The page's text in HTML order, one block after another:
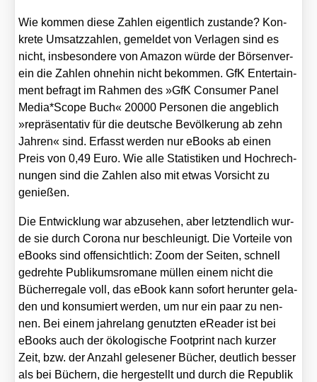
Wie kom­men die­se Zah­len eigent­lich zustan­de? Kon­
kre­te Umsatz­zah­len, gemel­det von Ver­la­gen sind es
nicht, ins­be­son­de­re von Ama­zon wür­de der Bör­sen­ver­
ein die Zah­len ohne­hin nicht bekom­men. GfK Enter­tain­
ment befragt im Rah­men des »GfK Con­su­mer Panel
Media*Scope Buch« 20000 Per­so­nen die angeb­lich
»reprä­sen­ta­tiv für die deut­sche Bevöl­ke­rung ab zehn
Jah­ren« sind. Erfasst wer­den nur eBooks ab einen
Preis von 0,49 Euro. Wie alle Sta­tis­ti­ken und Hoch­rech­
nun­gen sind die Zah­len also mit etwas Vor­sicht zu
genie­ßen.
Die Ent­wick­lung war abzu­se­hen, aber letzt­end­lich wur­
de sie durch Coro­na nur beschleu­nigt. Die Vor­tei­le von
eBooks sind offen­sicht­lich: Zoom der Sei­ten, schnell
gedreh­te Publi­kums­ro­ma­ne mül­len einem nicht die
Bücher­re­ga­le voll, das eBook kann sofort her­un­ter gela­
den und kon­su­miert wer­den, um nur ein paar zu nen­
nen. Bei einem jah­re­lang genutz­ten eRea­der ist bei
eBooks auch der öko­lo­gi­sche Foot­print nach kur­zer
Zeit, bzw. der Anzahl gele­se­ner Bücher, deut­lich bes­ser
als bei Büchern, die her­ge­stellt und durch die Repu­blik